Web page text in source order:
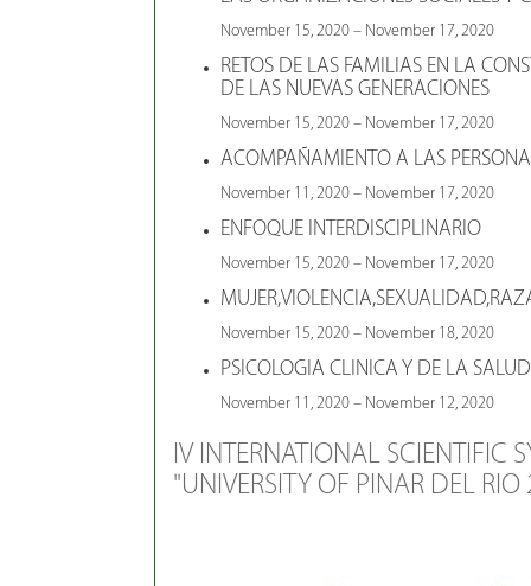
November 15, 2020 – November 17, 2020
RETOS DE LAS FAMILIAS EN LA
DE LAS NUEVAS GENERACIONES
November 15, 2020 – November 17, 2020
ACOMPAÑAMIENTO A LAS
November 11, 2020 – November 17, 2020
ENFOQUE INTERDISCIPLINARIO
November 15, 2020 – November 17, 2020
November 15, 2020 – November 18, 2020
PSICOLOGIA CLINICA Y DE LA SALUD
November 11, 2020 – November 12, 2020
IV INTERNATIONAL SCIENTIFIC
"UNIVERSITY OF PINAR DEL